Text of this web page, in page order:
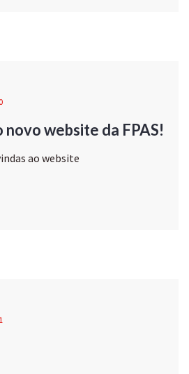
novo website da FPAS!
ao website